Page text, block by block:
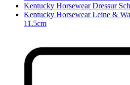
Kentucky Horsewear Dressur
Kentucky Horsewear Leine &
11.5cm